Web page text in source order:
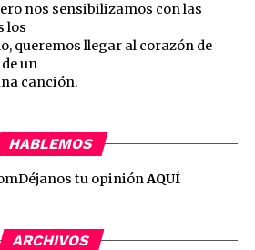
nos sensibilizamos con las
los
queremos llegar al corazón de
un
canción.
HABLEMOS
Déjanos tu opiniónAQUÍ
ARCHIVOS